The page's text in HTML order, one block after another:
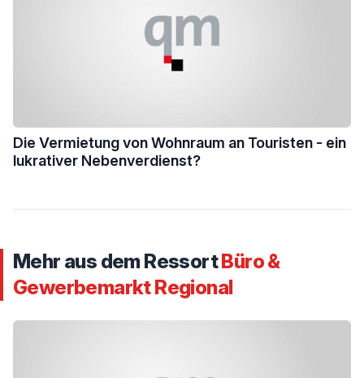
Die Vermietung von Wohnraum an Touristen - ein
lukrativer Nebenverdienst?
Mehr aus dem RessortBüro &
Gewerbemarkt Regional